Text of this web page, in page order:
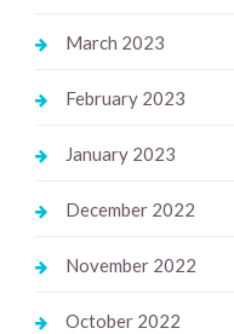
March 2023
February 2023
January 2023
December 2022
November 2022
October 2022